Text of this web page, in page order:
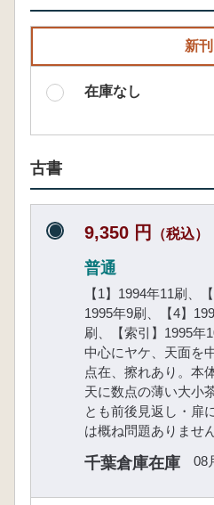
新刊
在庫なし
古書
9,350 円 （税込）
普通
【1】1994年11刷、
1995年9刷、【4】
刷、【索引】1995年
中心にヤケ、天面を
点在、擦れあり。本
天に数点の薄い大小
とも前後見返し・扉
は概ね問題ありません
千葉倉庫在庫 08